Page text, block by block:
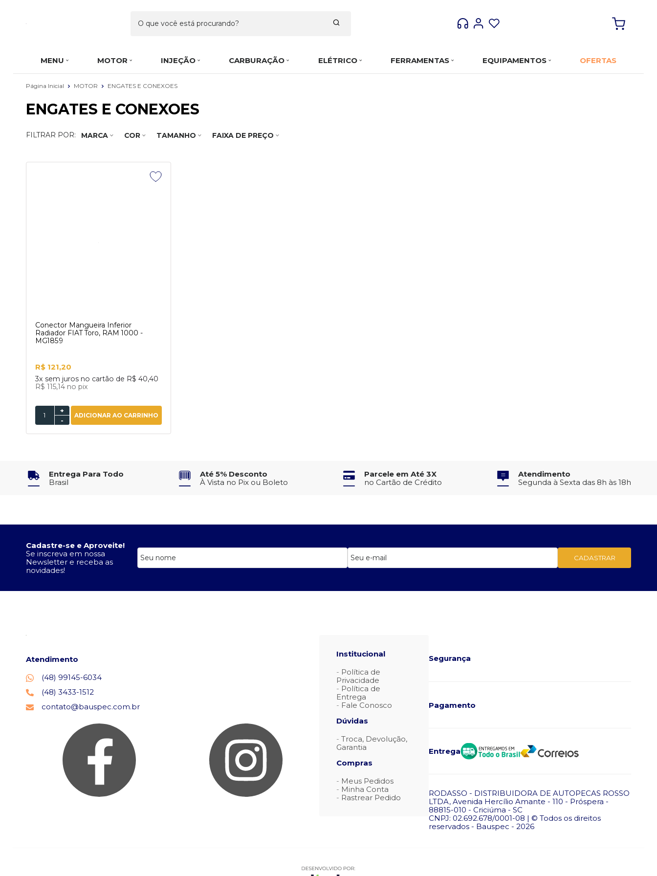
MENU MOTOR INJEÇÃO CARBURAÇÃO ELÉTRICO FERRAMENTAS EQUIPAMENTOS OFERTAS
Página Inicial MOTOR ENGATES E CONEXOES
ENGATES E CONEXOES
FILTRAR POR: MARCA COR TAMANHO FAIXA DE PREÇO
Conector Mangueira Inferior
Radiador FIAT Toro, RAM 1000 -
MG1859
R$ 121,20
3x sem juros no cartão de R$ 40,40
R$ 115,14 no pix
-
+
ADICIONAR AO CARRINHO
Entrega Para Todo
Brasil
Até 5% Desconto
À Vista no Pix ou Boleto
Parcele em Até 3X
no Cartão de Crédito
Atendimento
Segunda à Sexta das 8h às 18h
Cadastre-se e Aproveite!
Se inscreva em nossa
Newsletter e receba as
novidades!
CADASTRAR
Atendimento
(48) 99145-6034
(48) 3433-1512
contato@bauspec.com.br
Institucional
Política de
Privacidade
Política de
Entrega
Fale Conosco
Dúvidas
Troca, Devolução,
Garantia
Compras
Meus Pedidos
Minha Conta
Rastrear Pedido
Segurança
Pagamento
Entrega
RODASSO - DISTRIBUIDORA DE AUTOPECAS ROSSO
LTDA, Avenida Hercílio Amante - 110 - Próspera -
88815-010 - Criciúma - SC
CNPJ: 02.692.678/0001-08 | © Todos os direitos
reservados - Bauspec - 2026